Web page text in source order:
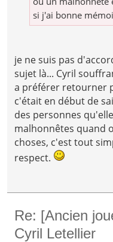
si j'ai bonne
je ne suis pas
sujet là... Cyril
a préférer retourner
c'était en début de
des personnes
malhonnêtes quand
choses, c'est tout
respect.
Re: [Ancien
Cyril Letellier